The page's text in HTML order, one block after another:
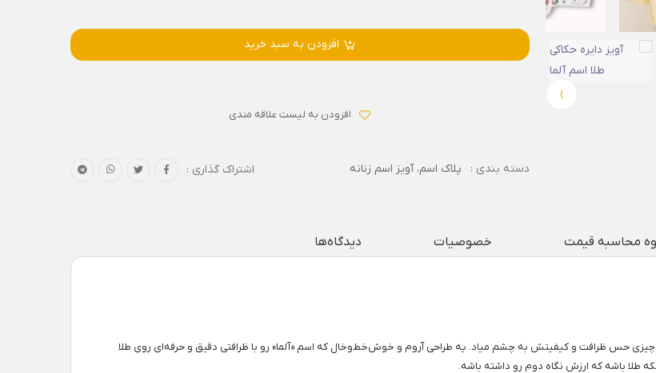
›
افزودن به سبد خرید
افزودن به لیست علاقه مندی
دسته بندی : پلاک اسم،آویز اسم زنانه اشتراک گذاری :
محاسبه قیمت خصوصیات دیدگاه‌ها
چیزی حس ظرافت و کیفیتش به چشم میاد. یه طراحی آروم و خوش‌خط‌وخال که اسم «آلما» رو با ظرافتی دقیق و حرفه‌ای روی طلا
طلا باشه که ارزش نگاه دوم رو داشته باشه.